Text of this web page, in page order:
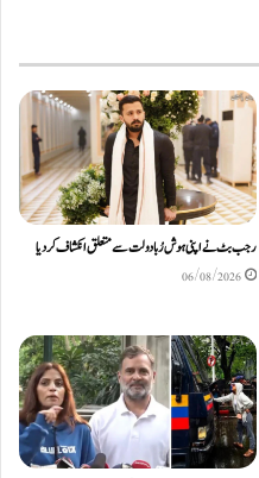
رجب بٹ نے اپنی ہوش رُبا دولت سے متعلق انکشاف کردیا
06/08/2026